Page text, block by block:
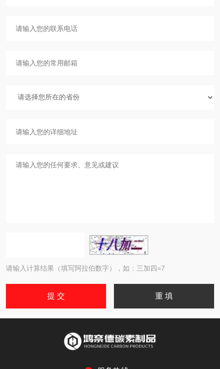
请输入计算结果（填写阿拉伯数字），如：三加四=7